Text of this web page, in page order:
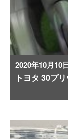
2020年10月10日
トヨタ 30プ